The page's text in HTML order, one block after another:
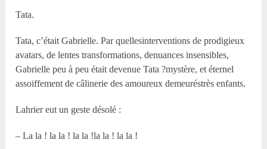
Tata.
Tata, c’était Gabrielle. Par quellesinterventions de prodigieux
avatars, de lentes transformations, denuances insensibles,
Gabrielle peu à peu était devenue Tata ?mystère, et éternel
assoiffement de câlinerie des amoureux demeuréstrès enfants.
Lahrier eut un geste désolé :
– La la ! la la ! la la !la la ! la la !